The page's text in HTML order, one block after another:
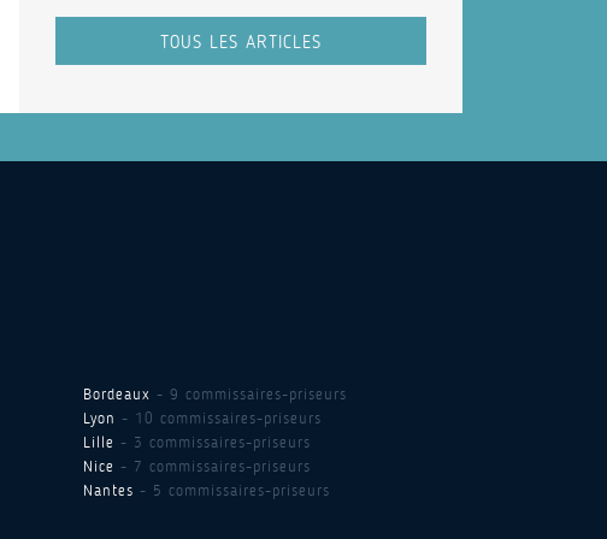
TOUS LES ARTICLES
Bordeaux - 9 commissaires-priseurs
Lyon - 10 commissaires-priseurs
Lille - 3 commissaires-priseurs
Nice - 7 commissaires-priseurs
Nantes - 5 commissaires-priseurs